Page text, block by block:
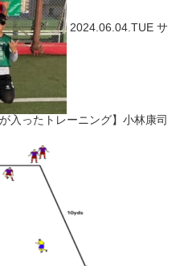
2024.06.04.TUE サ
入ったトレーニング】小林康司